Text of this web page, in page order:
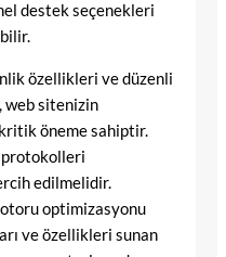
destek seçenekleri
özellikleri ve düzenli
web sitenizin
öneme sahiptir.
edilmelidir.
optimizasyonu
ve özellikleri sunan